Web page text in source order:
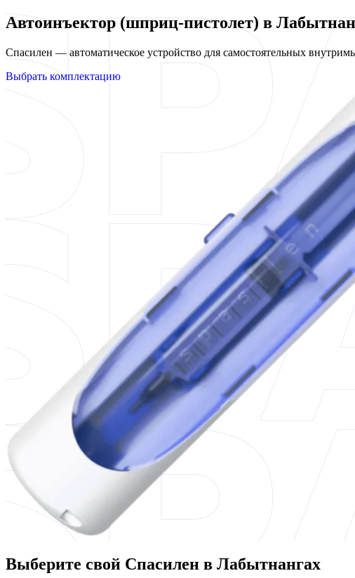
Автоинъектор (шприц-пистолет) в
Спасилен — автоматическое устройство для самостоятельных
Выбрать комплектацию
Выберите свой Спасилен в Лабытнангах